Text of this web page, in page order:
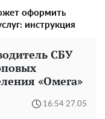
оформить
инструкция
СБУ
«Омега»
16:54 27.05